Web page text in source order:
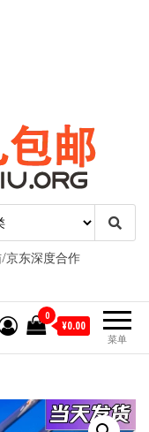
元包邮,九
京东深度合作
菜单
0
¥0.00